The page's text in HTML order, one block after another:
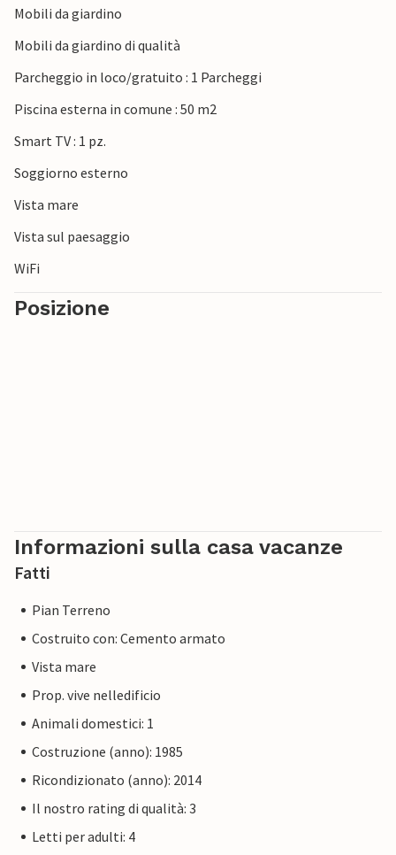
Mobili da giardino
Mobili da giardino di qualità
Parcheggio in loco/gratuito : 1 Parcheggi
Piscina esterna in comune : 50 m2
Smart TV : 1 pz.
Soggiorno esterno
Vista mare
Vista sul paesaggio
WiFi
Posizione
Informazioni sulla casa vacanze
Fatti
Pian Terreno
Costruito con: Cemento armato
Vista mare
Prop. vive nelledificio
Animali domestici: 1
Costruzione (anno): 1985
Ricondizionato (anno): 2014
Il nostro rating di qualità: 3
Letti per adulti: 4